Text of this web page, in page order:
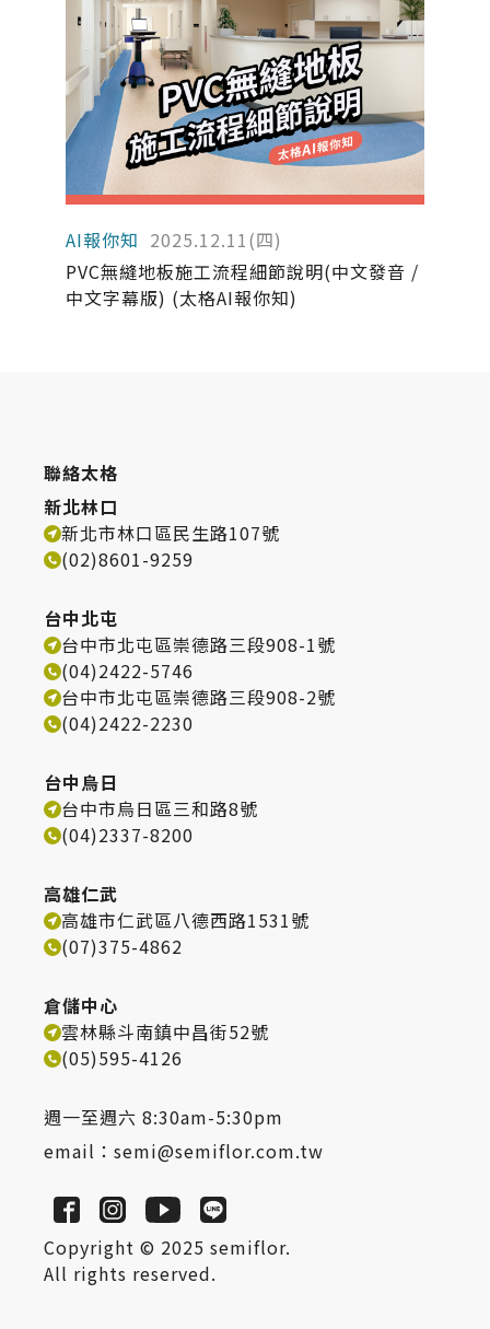
AI報你知 2025.12.11(四)
PVC無縫地板施工流程細節說明(中文發音 /
中文字幕版) (太格AI報你知)
聯絡太格
新北林口
新北市林口區民生路107號
(02)8601-9259
台中北屯
台中市北屯區崇德路三段908-1號
(04)2422-5746
台中市北屯區崇德路三段908-2號
(04)2422-2230
台中烏日
台中市烏日區三和路8號
(04)2337-8200
高雄仁武
高雄市仁武區八德西路1531號
(07)375-4862
倉儲中心
雲林縣斗南鎮中昌街52號
(05)595-4126
週一至週六 8:30am-5:30pm
email： semi@semiflor.com.tw
Copyright © 2025 semiflor.
All rights reserved.